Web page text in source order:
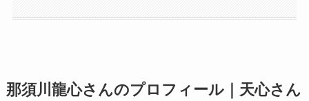
那須川龍心さんのプロフィール｜天心さん